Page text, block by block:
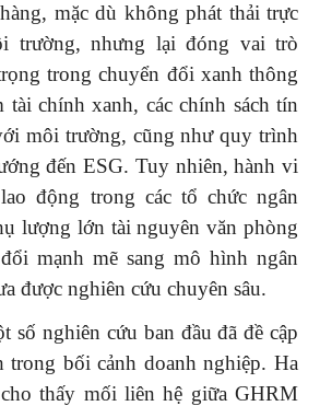
mặc dù không phát thải trực
trường, nhưng lại đóng vai trò
trong chuyển đổi xanh thông
tài chính xanh, các chính sách tín
môi trường, cũng như quy trình
đến ESG. Tuy nhiên, hành vi
động trong các tổ chức ngân
lượng lớn tài nguyên văn phòng
mạnh mẽ sang mô hình ngân
được nghiên cứu chuyên sâu.
số nghiên cứu ban đầu đã đề cập
trong bối cảnh doanh nghiệp. Ha
thấy mối liên hệ giữa GHRM